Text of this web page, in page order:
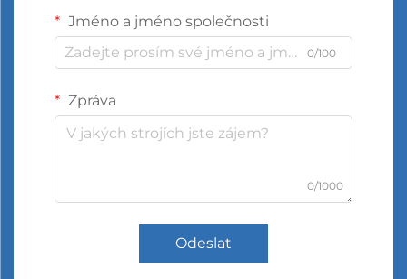
Jméno a jméno společnosti
0/100
Zpráva
0/1000
Odeslat